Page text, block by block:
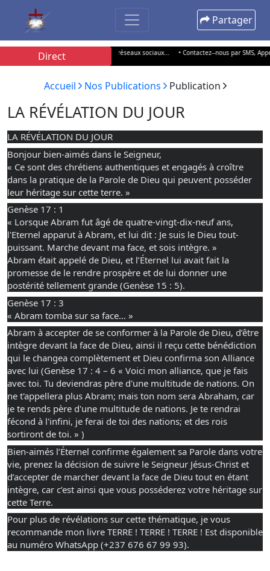
Partager
Direct
100.5 FM, SolutionTV, les réseaux sociaux... • Contactez--nous par SMS, Appel
Accueil Nos Publications Publication
LA RÉVÉLATION DU JOUR
LA RÉVÉLATION DU JOUR
Bonjour bien-aimés dans le Seigneur,
« Ce sont des chrétiens authentiques et engagés à croître
dans la pratique de la Parole de Dieu qui peuvent posséder
leur héritage sur cette terre. »
Genèse 17 : 1
« Lorsque Abram fut âgé de quatre-vingt-dix-neuf ans,
l'Eternel apparut à Abram, et lui dit : Je suis le Dieu tout-
puissant. Marche devant ma face, et sois intègre. »
Abram était appelé de Dieu, et l’Éternel lui avait fait la
promesse de le rendre prospère et de lui donner une
postérité tellement grande (Genèse 15 : 5).
Genèse 17 : 3
« Abram tomba sur sa face… »
Abram à accepter de se conformer à la Parole de Dieu, d’être
intègre devant la face de Dieu, ainsi il reçu cette bénédiction
qui le changea complètement et Dieu confirma son Alliance
avec lui (Genèse 17 : 4 – 6 « Voici mon alliance, que je fais
avec toi. Tu deviendras père d'une multitude de nations. On
ne t'appellera plus Abram; mais ton nom sera Abraham, car
je te rends père d'une multitude de nations. Je te rendrai
fécond à l'infini, je ferai de toi des nations; et des rois
sortiront de toi. » )
Bien-aimés l’Éternel confirme également sa Parole dans votre
vie, prenez la décision de suivre le Seigneur Jésus-Christ et
d’accepter de marcher devant la face de Dieu tout en étant
intègre, car c’est ainsi que vous posséderez votre héritage sur
cette Terre.
Pour plus de révélations sur cette thématique, je vous
recommande mon livre TERRE ! TERRE ! TERRE ! Est disponible
au numéro WhatsApp (+237 676 67 99 93).